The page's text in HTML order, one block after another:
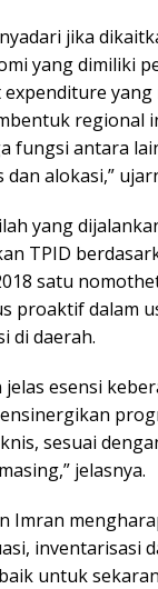
jika
yang dimiliki
yang
regional
fungsi antara
alokasi,”
yang
TPID
satu
proaktif dalam
di daerah.
jelas esensi
sesuai
jelasnya.
Imran
inventarisasi
untuk